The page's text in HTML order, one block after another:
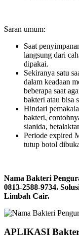
Saran umum:
Saat
langsung dari
dipakai.
Sekiranya satu
dalam keadaan
beberapa saat
bakteri atau bisa
Hindari
bakteri,
sianida,
Periode expired
tutup botol
Nama Bakteri
0813-2588-9734.
Limbah Cair.
APLIKASI